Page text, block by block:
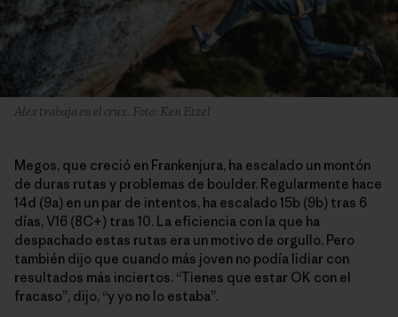
Alex trabaja en el crux. Foto: Ken Etzel
Megos, que creció en Frankenjura, ha escalado un montón
de duras rutas y problemas de boulder. Regularmente hace
14d (9a) en un par de intentos, ha escalado 15b (9b) tras 6
días, V16 (8C+) tras 10. La eficiencia con la que ha
despachado estas rutas era un motivo de orgullo. Pero
también dijo que cuando más joven no podía lidiar con
resultados más inciertos. “Tienes que estar OK con el
fracaso”, dijo, “y yo no lo estaba”.